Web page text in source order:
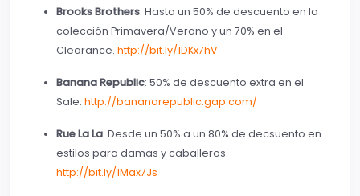
Brooks Brothers: Hasta un 50% de descuento en la
colección Primavera/Verano y un 70% en el
Clearance. http://bit.ly/1DKx7hV
Banana Republic: 50% de descuento extra en el
Sale. http://bananarepublic.gap.com/
Rue La La: Desde un 50% a un 80% de decsuento en
estilos para damas y caballeros.
http://bit.ly/1Max7Js